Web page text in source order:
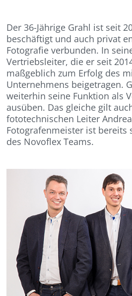
Der 36-Jährige Grahl ist seit
beschäftigt und auch privat
Fotografie verbunden. In
Vertriebsleiter, die er seit
maßgeblich zum Erfolg des
Unternehmens beigetragen.
weiterhin seine Funktion als
ausüben. Das gleiche gilt
fototechnischen Leiter
Fotografenmeister ist bereits
des Novoflex Teams.